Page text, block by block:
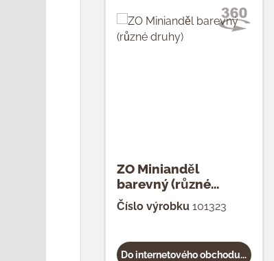
ZO Minianděl
barevný (různé
druhy)
Číslo výrobku 101323
Do internetového obchodu...